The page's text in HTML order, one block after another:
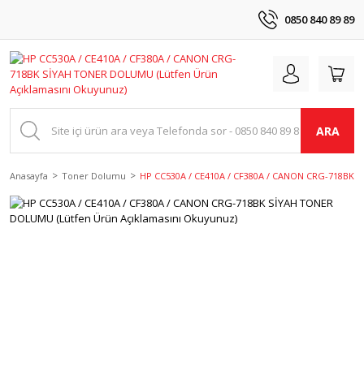
0850 840 89 89
ARA
Anasayfa Toner Dolumu HP CC530A / CE410A / CF380A / CANON CRG-